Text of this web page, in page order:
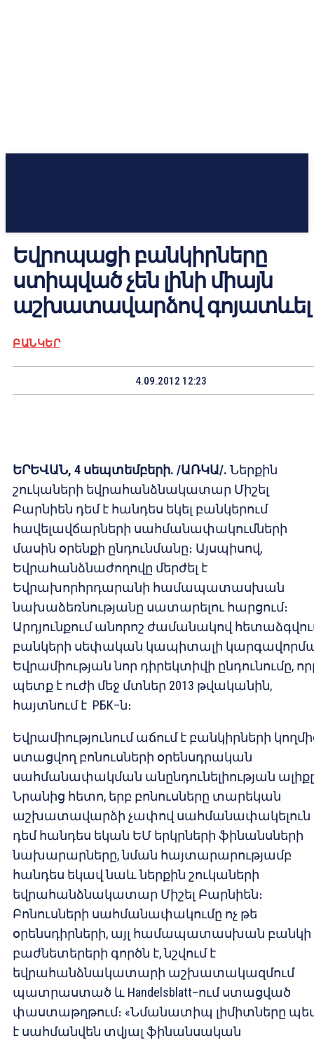
Եվրոպացի բանկիրները
ստիպված չեն լինի միայն
աշխատավարձով գոյատևել
ԲԱՆԿԵՐ
4.09.2012 12:23
ԵՐԵՎԱՆ, 4 սեպտեմբերի. /ԱՌԿԱ/. Ներքին
շուկաների եվրահանձնակատար Միշել
Բարնիեն դեմ է հանդես եկել բանկերում
հավելավճարների սահմանափակումների
մասին օրենքի ընդունմանը։ Այսպիսով,
Եվրահանձնաժողովը մերժել է
Եվրախորհրդարանի համապատասխան
նախաձեռնությանը սատարելու հարցում։
Արդյունքում անորոշ ժամանակով
բանկերի սեփական կապիտալի
Եվրամիության նոր դիրեկտիվի ընդունումը,
պետք է ուժի մեջ մտներ 2013 թվականին,
հայտնում է РБК–ն։
Եվրամիությունում աճում է բանկիրների
ստացվող բոնուսների օրենսդրական
սահմանափակման անընդունելիության
Նրանից հետո, երբ բոնուսները տարեկան
աշխատավարձի չափով սահմանափակելուն
դեմ հանդես եկան ԵՄ երկրների ֆինանսների
նախարարները, նման հայտարարությամբ
հանդես եկավ նաև ներքին շուկաների
եվրահանձնակատար Միշել Բարնիեն։
Բոնուսների սահմանափակումը ոչ թե
օրենսդիրների, այլ համապատասխան բանկի
բաժնետերերի գործն է, նշվում է
եվրահանձնակատարի աշխատակազմում
պատրաստած և Handelsblatt–ում ստացված
փաստաթղթում։ «Նմանատիպ լիմիտները
է սահմանվեն տվյալ ֆինանսական